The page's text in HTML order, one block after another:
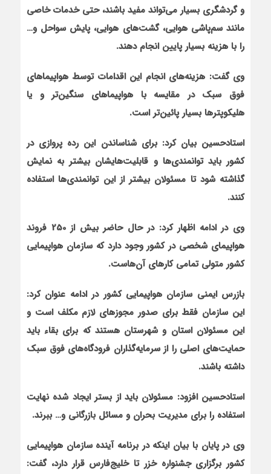
و گردشگری بسیار می‌تواند مفید باشند، حتی خدمات خاصی
مانند سم‌پاشی هوایی، گشت‌های هوایی، پایش سواحل و…
را با هزینه بسیار پایین انجام دهند.
وی گفت: هزینه‌های انجام این اقدامات توسط هواپیماهای
فوق سبک در مقایسه با هواپیماهای سنگین‌تر و یا
هلیکوپترها بسیار پائین‌تر است.
استادحسین بیان کرد: برای شناساندن این رده پروازی در
کشور باید توانمندی‌ها و قابلیت‌هایشان بیشتر به نمایش
گذاشته شود تا مسئولان بیشتر از این توانمندی‌ها استفاده
کنند.
وی در ادامه اظهار کرد: در حال حاضر بیش از 250 فروند
هواپیمای شخصی در کشور وجود دارد که سازمان هواپیمایی
کشور متولی تمامی کارهای آن‌هاست.
بازرس ایمنی سازمان هواپیمایی کشور در ادامه عنوان کرد:
این سازمان فقط برای صدور مجوزهای لازم مکلف است و
این مسئولان استان و شهرستان هستند که برای بقاء باید
حمایت‌های اصلی را از سرمایه‌گذاران فرودگاه‌های فوق سبک
داشته باشند.
استادحسین افزود: مسئولان باید از بستر ایجاد شده نهایت
استفاده را برای مدیریت بحران و مسائل بازرگانی و… ببرند.
وی در پایان با بیان این‏که در برنامه آینده سازمان هواپیمایی
کشور برگزاری جشنواره خزر تا خلیج‌فارس قرار دارد، گفت: